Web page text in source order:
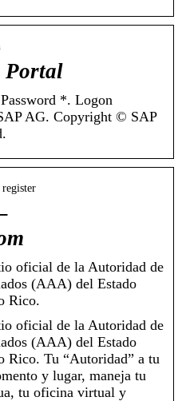
Portal
*. Logon
AG. Copyright © SAP
register
oficial de la Autoridad de
(AAA) del Estado
Rico.
oficial de la Autoridad de
(AAA) del Estado
Rico. Tu “Autoridad” a tu
y lugar, maneja tu
tu oficina virtual y